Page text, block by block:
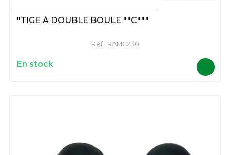
"TIGE À DOUBLE BOULE ""C"""
Réf : RAMC230
En stock